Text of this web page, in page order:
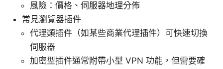
風險：價格、伺服器地理分佈
常見瀏覽器插件
代理類插件（如某些商業代理插件）可快速切換
伺服器
加密型插件通常附帶小型 VPN 功能，但需要確